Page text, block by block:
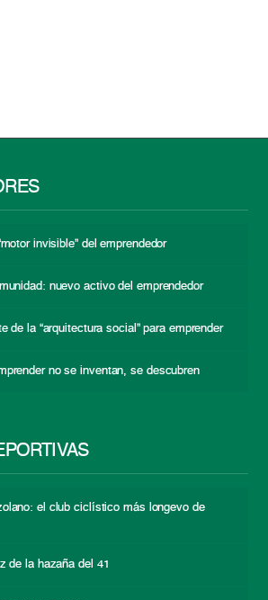
invisible” del emprendedor
nuevo activo del emprendedor
de la “arquitectura social” para emprender
no se inventan, se descubren
el club ciclístico más longevo de
de la hazaña del 41